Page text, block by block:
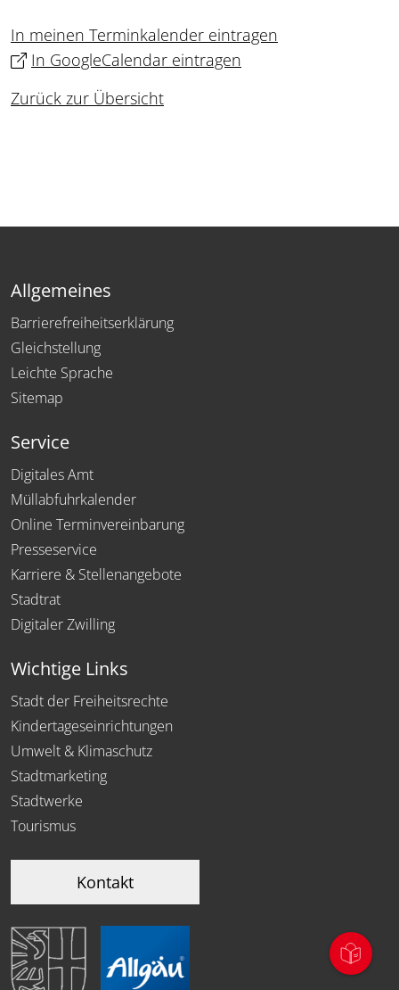
In meinen Terminkalender eintragen
In GoogleCalendar eintragen
Zurück zur Übersicht
Allgemeines
Barrierefreiheitserklärung
Gleichstellung
Leichte Sprache
Sitemap
Service
Digitales Amt
Müllabfuhrkalender
Online Terminvereinbarung
Presseservice
Karriere & Stellenangebote
Stadtrat
Digitaler Zwilling
Wichtige Links
Stadt der Freiheitsrechte
Kindertageseinrichtungen
Umwelt & Klimaschutz
Stadtmarketing
Stadtwerke
Tourismus
Kontakt